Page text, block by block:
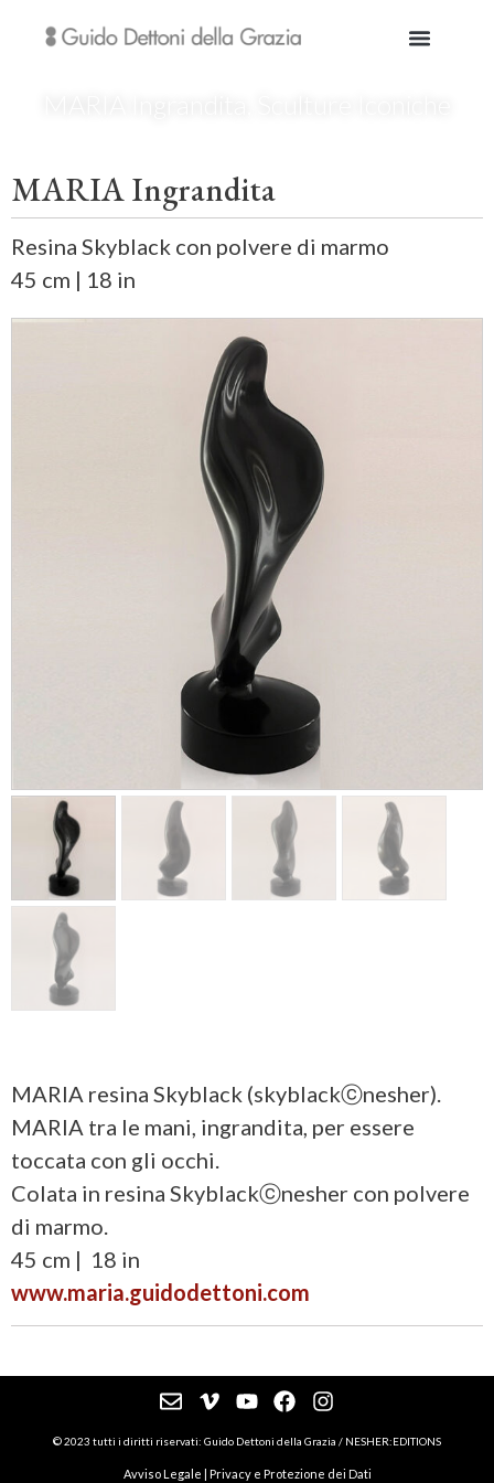
MARIA Ingrandita
Resina Skyblack con polvere di marmo
45 cm | 18 in
MARIA resina Skyblack (skyblackⓒnesher).
MARIA tra le mani, ingrandita, per essere
toccata con gli occhi.
Colata in resina Skyblackⓒnesher con polvere
di marmo.
45 cm | 18 in
www.maria.guidodettoni.com
© 2023 tutti i diritti riservati: Guido Dettoni della Grazia / NESHER:EDITIONS
Avviso Legale Privacy e Protezione dei Dati